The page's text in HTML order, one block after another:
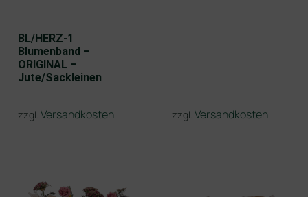
BL/HERZ-1
Blumenband –
ORIGINAL –
Jute/Sackleinen
zzgl. Versandkosten zzgl. Versandkosten